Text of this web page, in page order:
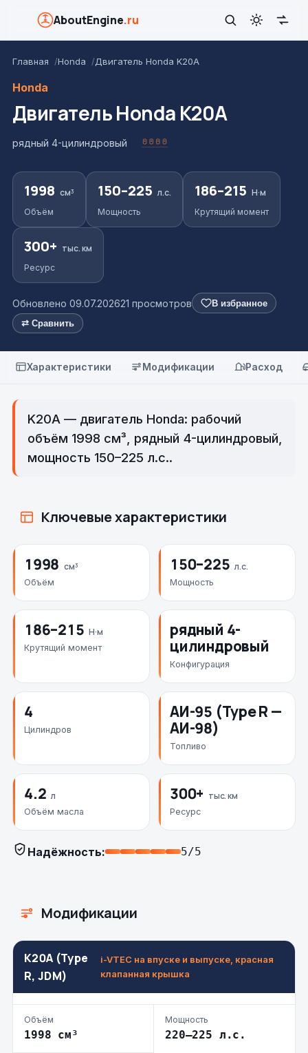
AboutEngine.ru
Главная Honda Двигатель Honda K20A
Honda
Двигатель Honda K20A
рядный 4-цилиндровый
1998 см³
Объём
150–225 л.с.
Мощность
186–215 Н·м
Крутящий момент
300+ тыс. км
Ресурс
Обновлено 09.07.202621 просмотров
В избранное
⇄ Сравнить
Характеристики Модификации Расход
K20A — двигатель Honda: рабочий
объём 1998 см³, рядный 4-цилиндровый,
мощность 150–225 л.с..
Ключевые характеристики
1998 см³
Объём
150–225 л.с.
Мощность
186–215 Н·м
Крутящий момент
рядный 4-
цилиндровый
Конфигурация
4
Цилиндров
АИ-95 (Type R —
АИ-98)
Топливо
4.2 л
Объём масла
300+ тыс. км
Ресурс
Надёжность: 5/5
Модификации
K20A (Type
R, JDM)
i-VTEC на впуске и выпуске, красная
клапанная крышка
Объём
1998 см³
Мощность
220–225 л.с.